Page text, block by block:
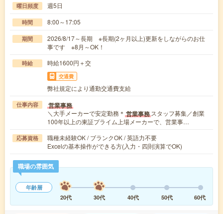
曜日頻度 週5日
時間 8:00～17:05
期間
2026/8/17～長期 ※長期(2ヶ月以上)更新をしながらのお仕
事です ※8月～OK！
時給 時給1600円＋交
交通費
弊社規定により通勤交通費支給
仕事内容 営業事務
＼大手メーカーで安定勤務＊ 営業事務 スタッフ募集／創業
100年以上の東証プライム上場メーカーで、営業事…
応募資格
職種未経験OK / ブランクOK / 英語力不要
Excelの基本操作ができる方(入力・四則演算でOK)
職場の雰囲気
年齢層
20代
30代 40代 50代 60代